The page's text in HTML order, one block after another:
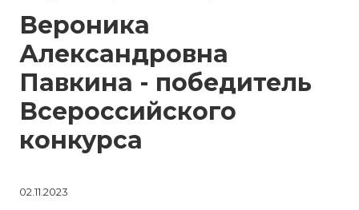
Вероника
Александровна
Павкина - победитель
Всероссийского
конкурса
02.11.2023